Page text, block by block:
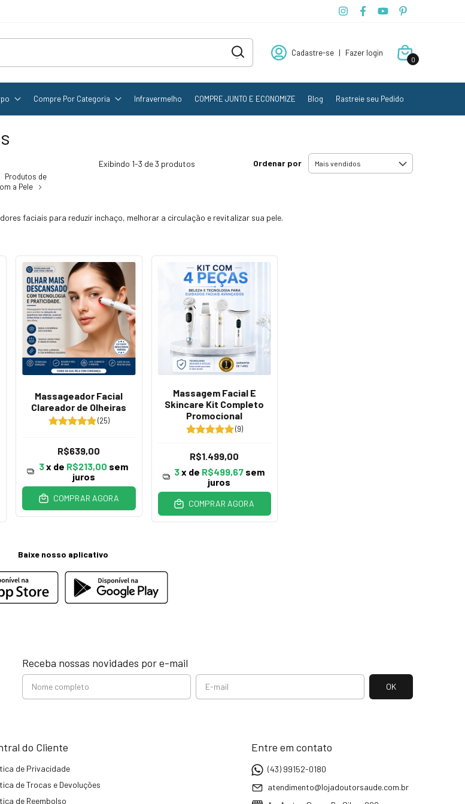
Cadastre-se | Fazer login
0
Compre Por Categoria Infravermelho COMPRE JUNTO E ECONOMIZE Blog Rastreie seu Pedido
Produtos de
a Pele
Exibindo 1-3 de 3 produtos Ordenar por
faciais para reduzir inchaço, melhorar a circulação e revitalizar sua pele.
Massageador Facial
Clareador de Olheiras
(25)
R$639,00
3x de R$213,00 sem
juros
COMPRAR AGORA
Massagem Facial E
Skincare Kit Completo
Promocional
(9)
R$1.499,00
3x de R$499,67 sem
juros
COMPRAR AGORA
Baixe nosso aplicativo
Receba nossas novidades por e-mail
do Cliente
de Privacidade
de Trocas e Devoluções
de Reembolso
Entre em contato
(43) 99152-0180
atendimento@lojadoutorsaude.com.br